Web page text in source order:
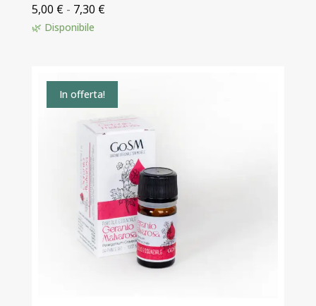
5,00 € - 7,30 €Fascia
5,00 €
a
7,30 €
🌿 Disponibile
In offerta!